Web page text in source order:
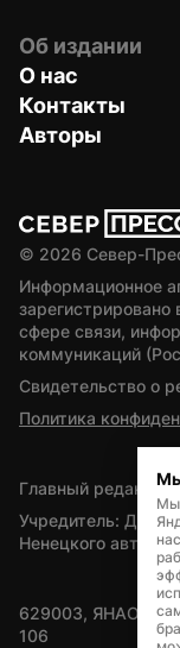
Об издании
О нас
Контакты
Авторы
© 2026 Север-
Информационное
сфере связи,
коммуникаций
Свидетельство о
Политика
Главный
Учредитель:
Ненецкого
629003, ЯНАО,
106
Мы